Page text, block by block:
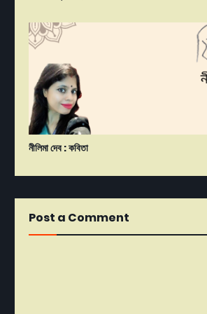
নীলিমা দেব : কবিতা
Post a Comment